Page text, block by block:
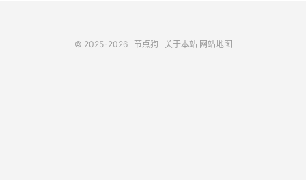
© 2025-2026 节点狗 关于本站 网站地图